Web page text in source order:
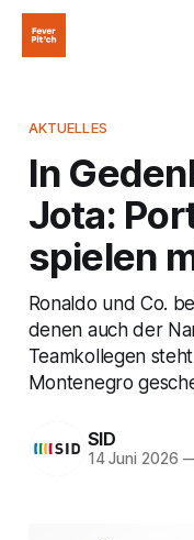
AKTUELLES
In
Jota:
spielen
Ronaldo und Co.
denen auch der
Teamkollegen
Montenegro
SID
14 Juni 2026